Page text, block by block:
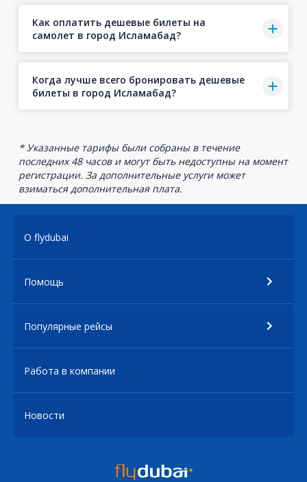
Как оплатить дешевые билеты на
самолет в город Исламабад?
Когда лучше всего бронировать дешевые
билеты в город Исламабад?
* Указанные тарифы были собраны в течение
последних 48 часов и могут быть недоступны на момент
регистрации. За дополнительные услуги может
взиматься дополнительная плата.
О flydubai
Помощь
Популярные рейсы
Работа в компании
Новости